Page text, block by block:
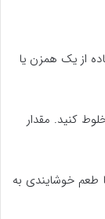
از یک همزن یا
کنید. مقدار
طعم خوشایندی به